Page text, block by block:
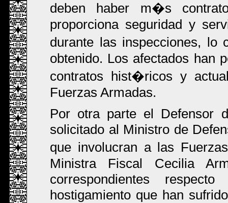
deben haber m�s
proporciona seguridad y
durante las inspecciones,
obtenido. Los afectados han
contratos hist�ricos y
Fuerzas Armadas.
Por otra parte el Defensor
solicitado al Ministro de
que involucran a las
Ministra Fiscal Cecilia
correspondientes
hostigamiento que han